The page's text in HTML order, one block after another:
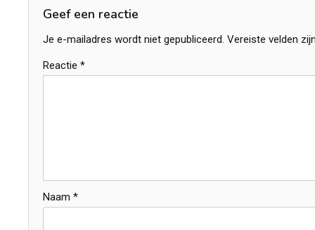
Geef een reactie
Je e-mailadres wordt niet gepubliceerd. Vereiste velden
Reactie *
Naam *